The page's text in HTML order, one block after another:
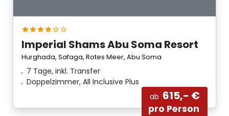
Imperial Shams Abu Soma Resort
Hurghada, Safaga, Rotes Meer, Abu Soma
7 Tage, inkl. Transfer
Doppelzimmer, All Inclusive Plus
ab 615,- €
pro Person